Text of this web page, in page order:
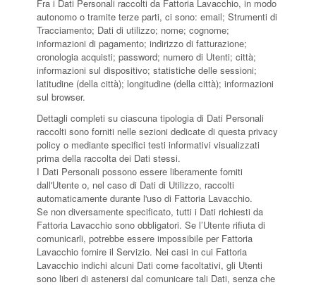
Fra i Dati Personali raccolti da Fattoria Lavacchio, in modo
autonomo o tramite terze parti, ci sono: email; Strumenti di
Tracciamento; Dati di utilizzo; nome; cognome;
informazioni di pagamento; indirizzo di fatturazione;
cronologia acquisti; password; numero di Utenti; città;
informazioni sul dispositivo; statistiche delle sessioni;
latitudine (della città); longitudine (della città); informazioni
sul browser.
Dettagli completi su ciascuna tipologia di Dati Personali
raccolti sono forniti nelle sezioni dedicate di questa privacy
policy o mediante specifici testi informativi visualizzati
prima della raccolta dei Dati stessi.
I Dati Personali possono essere liberamente forniti
dall'Utente o, nel caso di Dati di Utilizzo, raccolti
automaticamente durante l'uso di Fattoria Lavacchio.
Se non diversamente specificato, tutti i Dati richiesti da
Fattoria Lavacchio sono obbligatori. Se l’Utente rifiuta di
comunicarli, potrebbe essere impossibile per Fattoria
Lavacchio fornire il Servizio. Nei casi in cui Fattoria
Lavacchio indichi alcuni Dati come facoltativi, gli Utenti
sono liberi di astenersi dal comunicare tali Dati, senza che